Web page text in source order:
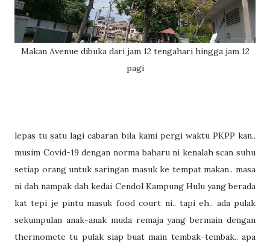
Makan Avenue dibuka dari jam 12 tengahari hingga jam 12
pagi
lepas tu satu lagi cabaran bila kami pergi waktu PKPP kan..
musim Covid-19 dengan norma baharu ni kenalah scan suhu
setiap orang untuk saringan masuk ke tempat makan.. masa
ni dah nampak dah kedai Cendol Kampung Hulu yang berada
kat tepi je pintu masuk food court ni.. tapi eh.. ada pulak
sekumpulan anak-anak muda remaja yang bermain dengan
thermomete tu pulak siap buat main tembak-tembak.. apa